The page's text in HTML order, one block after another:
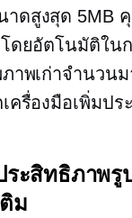
าดสูงสุด 5MB
ดยอัตโนมัติใน
าพเก่าจำนวน
ครื่องมือเพิ่มปร
ระสิทธิภาพรู
ม